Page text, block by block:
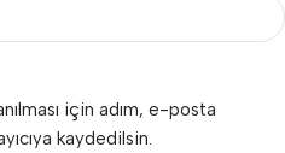
için adım, e-posta
kaydedilsin.